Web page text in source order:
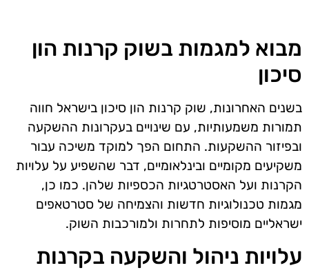
מבוא למגמות בשוק קרנות הון
סיכון
בשנים האחרונות, שוק קרנות הון סיכון בישראל חווה
תמורות משמעותיות, עם שינויים בעקרונות ההשקעה
ובפיזור ההשקעות. התחום הפך למוקד משיכה עבור
משקיעים מקומיים ובינלאומיים, דבר שהשפיע על עלויות
הקרנות ועל האסטרטגיות הכספיות שלהן. כמו כן,
מגמות טכנולוגיות חדשות והצמיחה של סטרטאפים
ישראליים מוסיפות לתחרות ולמורכבות השוק.
עלויות ניהול והשקעה בקרנות